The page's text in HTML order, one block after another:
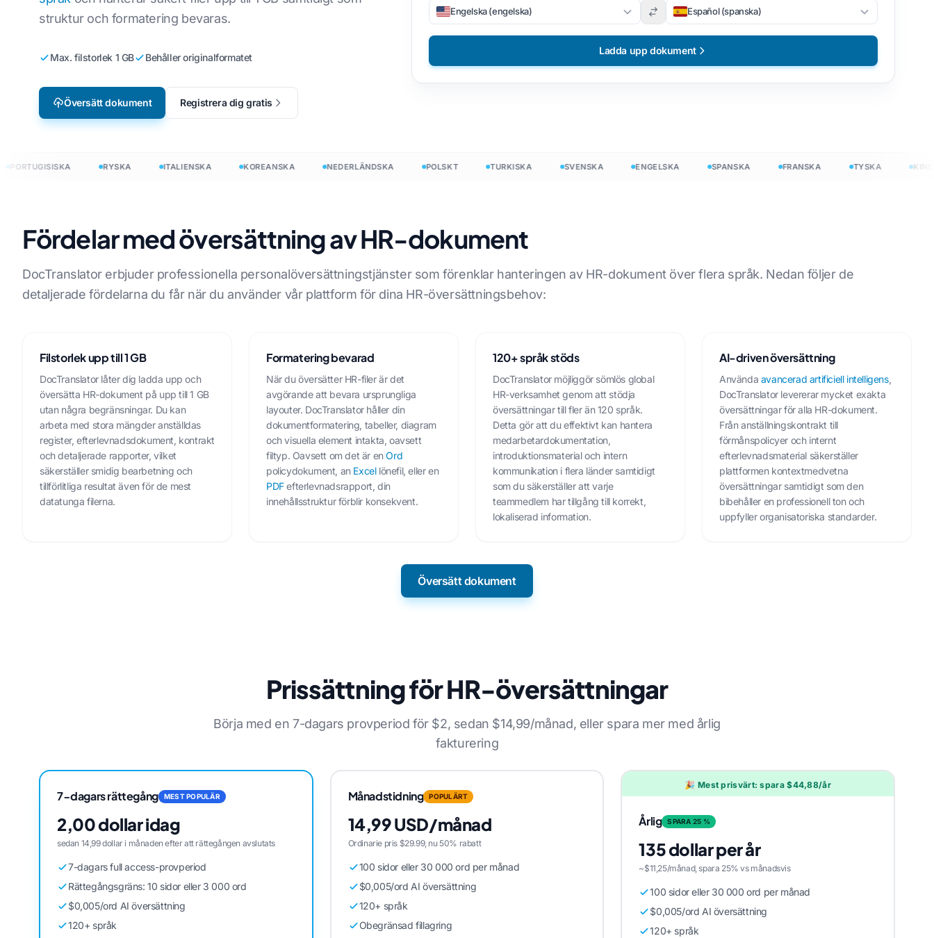
Lokalisering av videospel
e-lärande Översätt JSON
InDesign ordräkning
DOCX till TXT
språk
Engelska till koreanska
Engelska till arabiska
Engelska till indonesiska
Filippinare
struktur och formatering bevaras.
Max. filstorlek 1 GB Behåller originalformatet
Översätt dokument Registrera dig gratis
Engelska (engelska) Español (spanska)
Ladda upp dokument
RYSKA ITALIENSKA KOREANSKA NEDERLÄNDSKA POLSKT TURKISKA SVENSKA ENGELSKA SPANSKA FRANSKA TYSKA
Fördelar med översättning av HR-dokument
DocTranslator erbjuder professionella personalöversättningstjänster som förenklar hanteringen av HR-dokument över flera språk. Nedan följer de
detaljerade fördelarna du får när du använder vår plattform för dina HR-översättningsbehov:
Filstorlek upp till 1 GB
DocTranslator låter dig ladda upp och
översätta HR-dokument på upp till 1 GB
utan några begränsningar. Du kan
arbeta med stora mängder anställdas
register, efterlevnadsdokument, kontrakt
och detaljerade rapporter, vilket
säkerställer smidig bearbetning och
tillförlitliga resultat även för de mest
datatunga filerna.
Formatering bevarad
När du översätter HR-filer är det
avgörande att bevara ursprungliga
layouter. DocTranslator håller din
dokumentformatering, tabeller, diagram
och visuella element intakta, oavsett
filtyp. Oavsett om det är enOrd
policydokument, an Excellönefil, eller en
PDFefterlevnadsrapport, din
innehållsstruktur förblir konsekvent.
120+ språk stöds
DocTranslator möjliggör sömlös global
HR-verksamhet genom att stödja
översättningar till fler än 120 språk.
Detta gör att du effektivt kan hantera
medarbetardokumentation,
introduktionsmaterial och intern
kommunikation i flera länder samtidigt
som du säkerställer att varje
teammedlem har tillgång till korrekt,
lokaliserad information.
AI-driven översättning
Använda avancerad artificiell intelligens,
DocTranslator levererar mycket exakta
översättningar för alla HR-dokument.
Från anställningskontrakt till
förmånspolicyer och internt
efterlevnadsmaterial säkerställer
plattformen kontextmedvetna
översättningar samtidigt som den
bibehåller en professionell ton och
uppfyller organisatoriska standarder.
Översätt dokument
Prissättning för HR-översättningar
Börja med en 7-dagars provperiod för $2, sedan $14,99/månad, eller spara mer med årlig
fakturering
7-dagars rättegång MEST POPULÄR
2,00 dollar idag
sedan 14,99 dollar i månaden efter att rättegången avslutats
7-dagars full access-provperiod
Rättegångsgräns: 10 sidor eller 3 000 ord
$0,005/ord AI översättning
120+ språk
Månadstidning POPULÄRT
14,99 USD/månad
Ordinarie pris $29.99, nu 50% rabatt
100 sidor eller 30 000 ord per månad
$0,005/ord AI översättning
120+ språk
Obegränsad fillagring
🎉 Mest prisvärt: spara $44,88/år
Årlig SPARA 25 %
135 dollar per år
~$11,25/månad, spara 25% vs månadsvis
100 sidor eller 30 000 ord per månad
$0,005/ord AI översättning
120+ språk